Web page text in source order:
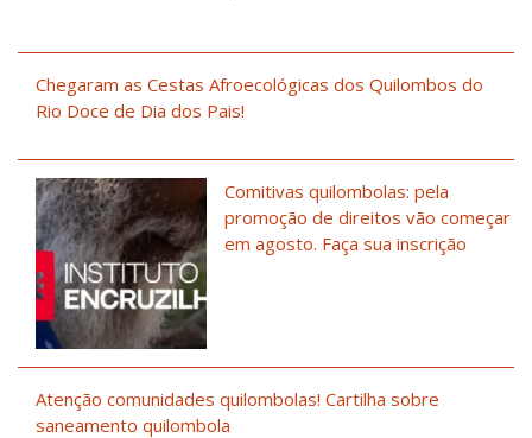
Chegaram as Cestas Afroecológicas dos Quilombos do
Rio Doce de Dia dos Pais!
Comitivas quilombolas: pela
promoção de direitos vão começar
em agosto. Faça sua inscrição
Atenção comunidades quilombolas! Cartilha sobre
saneamento quilombola